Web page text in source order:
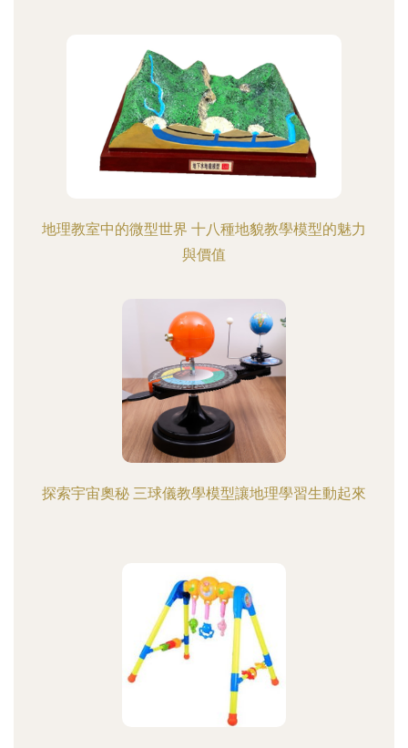
地理教室中的微型世界 十八種地貌教學模型的魅力
與價值
探索宇宙奧秘 三球儀教學模型讓地理學習生動起來